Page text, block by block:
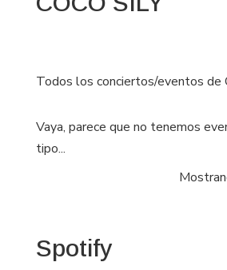
Todos los conciertos/eventos de
Vaya, parece que no tenemos
tipo...
Spotify